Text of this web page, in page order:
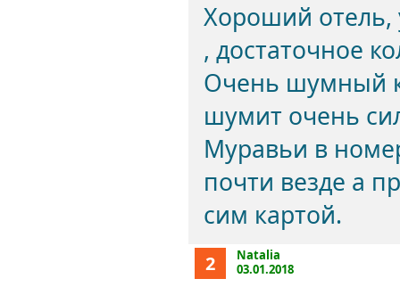
Хороший отель,
, достаточное
Очень шумный
шумит очень
Муравьи в
почти везде а
сим картой.
2
Natalia
03.01.2018